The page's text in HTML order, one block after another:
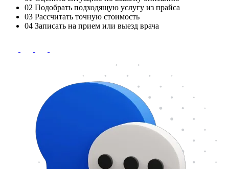
02 Подобрать подходящую услугу из прайса
03 Рассчитать точную стоимость
04 Записать на прием или выезд врача